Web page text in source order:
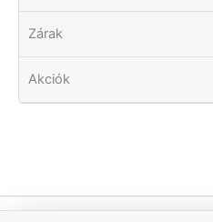
Zárak
Akciók